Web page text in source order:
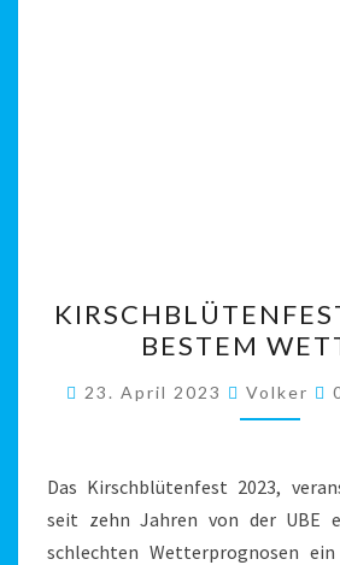
2023
BEI
BESTEM
23. April 2023 Volker
Das Kirschblütenfest 2023,
seit zehn Jahren von der UBE
schlechten Wetterprognosen ein